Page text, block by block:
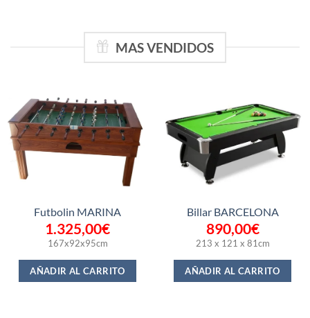
MAS VENDIDOS
Futbolin MARINA
1.325,00€
167x92x95cm
AÑADIR AL CARRITO
Billar BARCELONA
890,00€
213 x 121 x 81cm
AÑADIR AL CARRITO